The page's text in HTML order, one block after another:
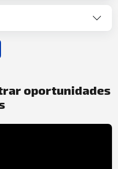
oportunidades